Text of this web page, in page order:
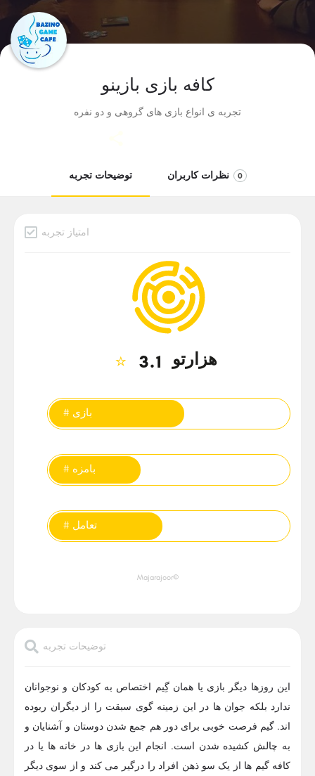
کافه بازی بازینو
تجربه ی انواع بازی های گروهی و دو نفره
توضیحات تجربه نظرات کاربران 0
امتیاز تجربه
هزارتو ⭐ 3.1
# بازی
# بامزه
# تعامل
©Majarajoor
توضیحات تجربه
این روزها دیگر بازی یا همان گِیم اختصاص به کودکان و نوجوانان
ندارد بلکه جوان ها در این زمینه گوی سبقت را از دیگران ربوده
اند. گیم فرصت خوبی برای دور هم جمع شدن دوستان و آشنایان و
به چالش کشیده شدن است. انجام این بازی ها در خانه ها یا در
کافه گیم ها از یک سو ذهن افراد را درگیر می کند و از سوی دیگر